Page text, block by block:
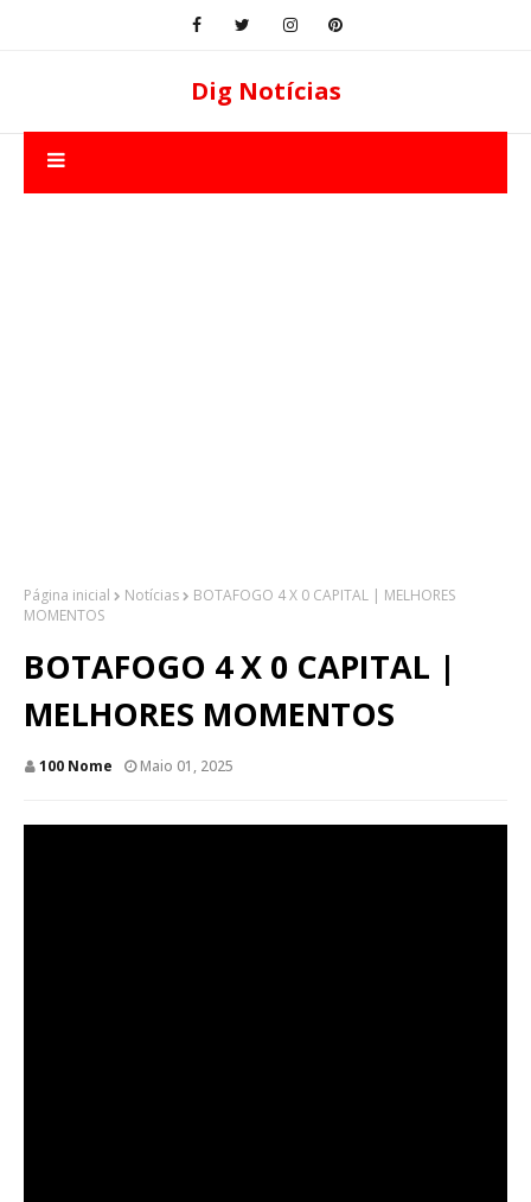
Dig Notícias
Página inicial Notícias
BOTAFOGO 4 X 0 CAPITAL | MELHORES
MOMENTOS
BOTAFOGO 4 X 0 CAPITAL |
MELHORES MOMENTOS
100 Nome Maio 01, 2025